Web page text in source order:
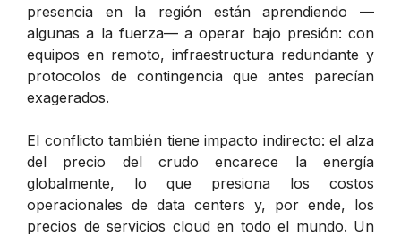
presencia en la región están aprendiendo —
algunas a la fuerza— a operar bajo presión: con
equipos en remoto, infraestructura redundante y
protocolos de contingencia que antes parecían
exagerados.
El conflicto también tiene impacto indirecto: el alza
del precio del crudo encarece la energía
globalmente, lo que presiona los costos
operacionales de data centers y, por ende, los
precios de servicios cloud en todo el mundo. Un